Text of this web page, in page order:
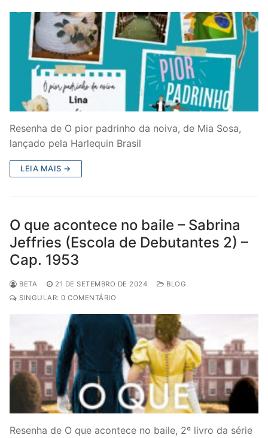
Resenha de O pior padrinho da noiva, de Mia Sosa,
lançado pela Harlequin Brasil
LEIA MAIS →
O que acontece no baile – Sabrina
Jeffries (Escola de Debutantes 2) –
Cap. 1953
BETA 21 DE SETEMBRO DE 2024
BLOG
SINGULAR: 0 COMENTÁRIO
Resenha de O que acontece no baile, 2º livro da série